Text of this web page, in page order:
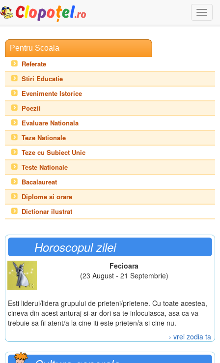
Pentru Scoala
Referate
Stiri Educatie
Evenimente Istorice
Poezii
Evaluare Nationala
Teze Nationale
Teze cu Subiect Unic
Teste Nationale
Bacalaureat
Diplome si orare
Dictionar ilustrat
Horoscopul zilei
Fecioara
(23 August - 21 Septembrie)
Esti liderul/lidera grupului de prieteni/prietene. Cu toate acestea,
cineva din acest anturaj si-ar dori sa te inlocuiasca, asa ca va
trebuie sa fii atent/a la cine iti este prieten/a si cine nu.
› vrei zodia ta